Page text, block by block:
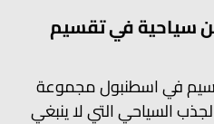
سياحية في تقسيم
في اسطنبول مجموعة
السياحي التي لا ينبغي